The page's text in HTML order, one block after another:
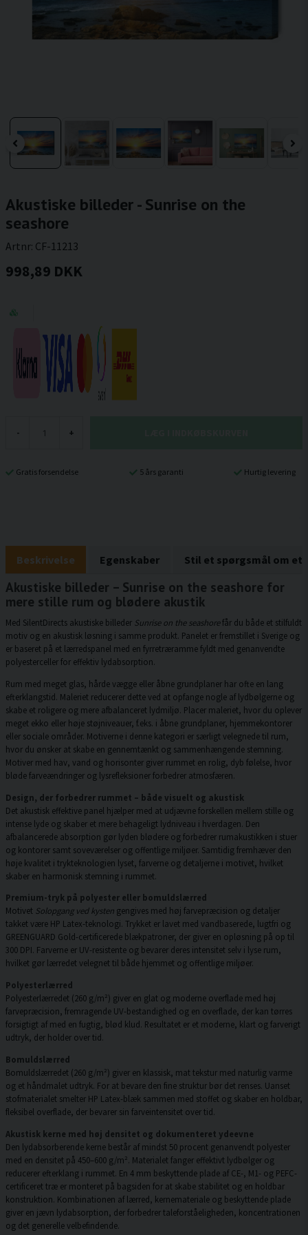
Akustiske billeder - Sunrise on the
seashore
Artnr: CF-11213
998,89 DKK
- +
Gratis forsendelse 5 års garanti Hurtig levering
Beskrivelse Egenskaber Stil et spørgsmål om et
Akustiske billeder – Sunrise on the seashore for
mere stille rum og blødere akustik
Med SilentDirects akustiske billeder Sunrise on the seashorefår du både et stilfuldt
motiv og en akustisk løsning i samme produkt. Panelet er fremstillet i Sverige og
er baseret på et lærredspanel med en fyrretræramme fyldt med genanvendte
polyesterceller for effektiv lydabsorption.
Rum med meget glas, hårde vægge eller åbne grundplaner har ofte en lang
efterklangstid. Maleriet reducerer dette ved at opfange nogle af lydbølgerne og
skabe et roligere og mere afbalanceret lydmiljø. Placer maleriet, hvor du oplever
meget ekko eller høje støjniveauer, f.eks. i åbne grundplaner, hjemmekontorer
eller sociale områder. Motiverne i denne kategori er særligt velegnede til rum,
hvor du ønsker at skabe en gennemtænkt og sammenhængende stemning.
Motiver med hav, vand og horisonter giver rummet en rolig, dyb følelse, hvor
bløde farveændringer og lysrefleksioner forbedrer atmosfæren.
Design, der forbedrer rummet – både visuelt og akustisk
Det akustisk effektive panel hjælper med at udjævne forskellen mellem stille og
intense lyde og skaber et mere behageligt lydniveau i hverdagen. Den
afbalancerede absorption gør lyden blødere og forbedrer rumakustikken i stuer
og kontorer samt soveværelser og offentlige miljøer. Samtidig fremhæver den
høje kvalitet i trykteknologien lyset, farverne og detaljerne i motivet, hvilket
skaber en harmonisk stemning i rummet.
Premium-tryk på polyester eller bomuldslærred
Motivet Solopgang ved kysten gengives med høj farvepræcision og detaljer
takket være HP Latex-teknologi. Trykket er lavet med vandbaserede, lugtfri og
GREENGUARD Gold-certificerede blækpatroner, der giver en opløsning på op til
300 DPI. Farverne er UV-resistente og bevarer deres intensitet selv i lyse rum,
hvilket gør lærredet velegnet til både hjemmet og offentlige miljøer.
Polyesterlærred
Polyesterlærredet (260 g/m²) giver en glat og moderne overflade med høj
farvepræcision, fremragende UV-bestandighed og en overflade, der kan tørres
forsigtigt af med en fugtig, blød klud. Resultatet er et moderne, klart og farverigt
udtryk, der holder over tid.
Bomuldslærred
Bomuldslærredet (260 g/m²) giver en klassisk, mat tekstur med naturlig varme
og et håndmalet udtryk. For at bevare den fine struktur bør det renses. Uanset
stofmaterialet smelter HP Latex-blæk sammen med stoffet og skaber en holdbar,
fleksibel overflade, der bevarer sin farveintensitet over tid.
Akustisk kerne med høj densitet og dokumenteret ydeevne
Den lydabsorberende kerne består af mindst 50 procent genanvendt polyester
med en densitet på 450–600 g/m². Materialet fanger effektivt lydbølger og
reducerer efterklang i rummet. En 4 mm beskyttende plade af CE-, M1- og PEFC-
certificeret træ er monteret på bagsiden for at skabe stabilitet og en holdbar
konstruktion. Kombinationen af lærred, kernemateriale og beskyttende plade
giver en jævn lydabsorption, der forbedrer taleforståeligheden, koncentrationen
og det generelle velbefindende.